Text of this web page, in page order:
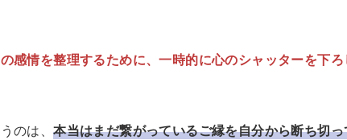
感情を整理するために、一時的に心のシャッターを下
のは、本当はまだ繋がっているご縁を自分から断ち切